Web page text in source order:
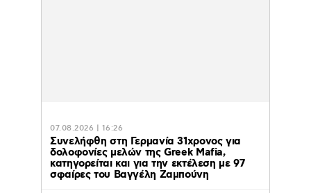
07.08.2026 | 16:26
Συνελήφθη στη Γερμανία 31χρονος για
δολοφονίες μελών της Greek Mafia,
κατηγορείται και για την εκτέλεση με 97
σφαίρες του Βαγγέλη Ζαμπούνη